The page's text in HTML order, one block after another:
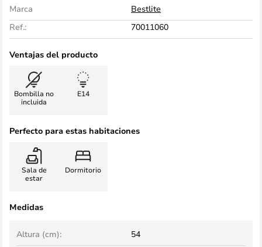
Marca
Bestlite
Ref.:
70011060
Ventajas del producto
Bombilla no
incluida
E14
Perfecto para estas habitaciones
Sala de
estar
Dormitorio
Medidas
Altura (cm): 54